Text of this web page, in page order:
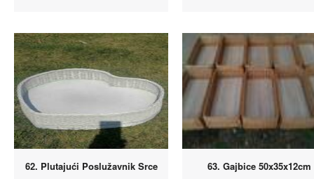
62. Plutajući Poslužavnik Srce 63. Gajbice 50x35x12cm